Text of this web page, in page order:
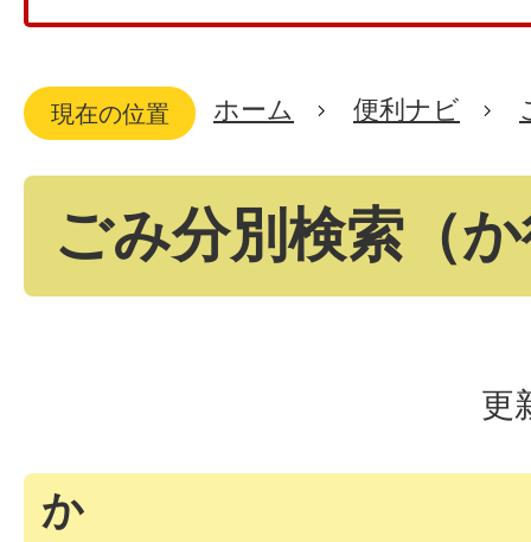
現在の位置 ホーム 便利ナビ
ごみ分別検索（
更
か